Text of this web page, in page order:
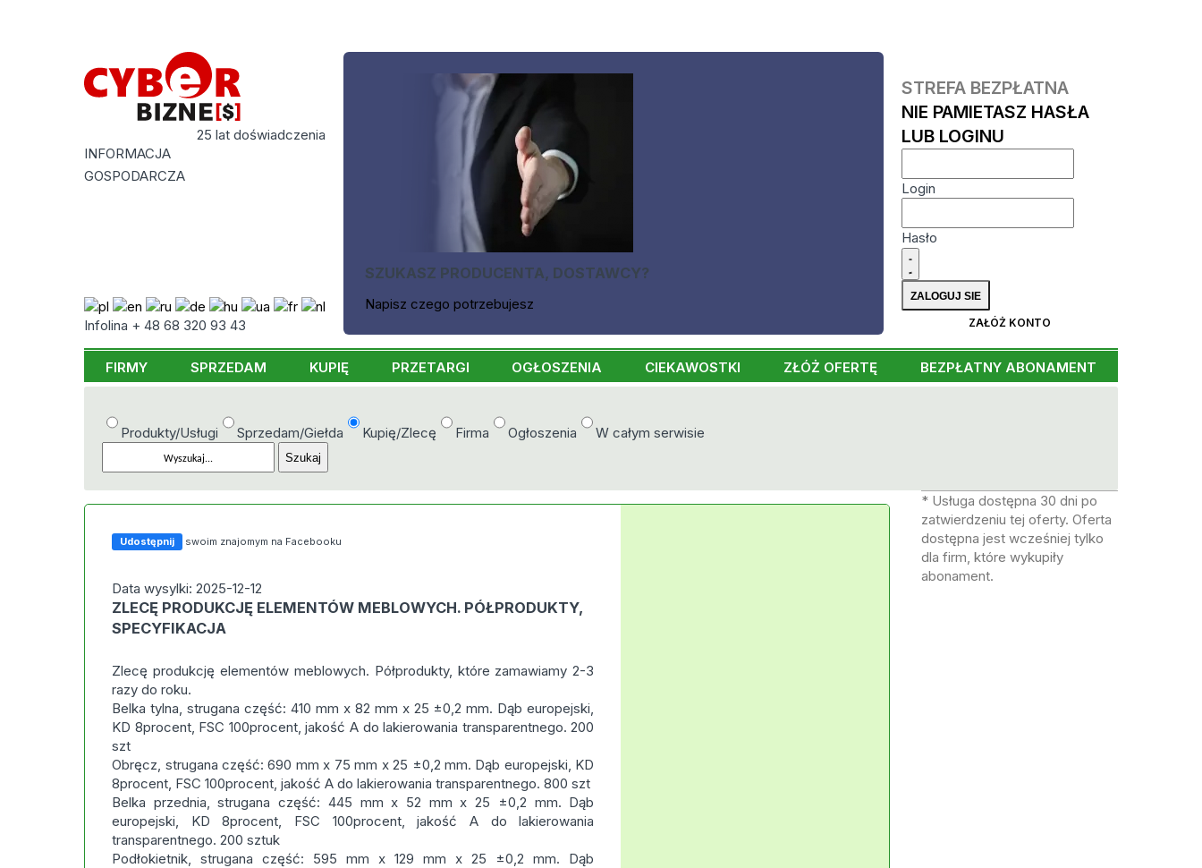
25 lat doświadczenia
INFORMACJA
GOSPODARCZA
Infolina + 48 68 320 93 43
SZUKASZ PRODUCENTA, DOSTAWCY?
Napisz czego potrzebujesz
STREFA BEZPŁATNA
NIE PAMIETASZ HASŁA
LUB LOGINU
Login
Hasło
ZAŁÓŻ KONTO
FIRMY SPRZEDAM KUPIĘ PRZETARGI OGŁOSZENIA CIEKAWOSTKI ZŁÓŻ OFERTĘ BEZPŁATNY ABONAMENT
Produkty/Usługi Sprzedam/Giełda Kupię/Zlecę Firma Ogłoszenia W całym serwisie
Udostępnij swoim znajomym na Facebooku
Data wysylki: 2025-12-12
ZLECĘ PRODUKCJĘ ELEMENTÓW MEBLOWYCH. PÓŁPRODUKTY,
SPECYFIKACJA
Zlecę produkcję elementów meblowych. Półprodukty, które zamawiamy 2-3
razy do roku.
Belka tylna, strugana część: 410 mm x 82 mm x 25 ±0,2 mm. Dąb europejski,
KD 8procent, FSC 100procent, jakość A do lakierowania transparentnego. 200
szt
Obręcz, strugana część: 690 mm x 75 mm x 25 ±0,2 mm. Dąb europejski, KD
8procent, FSC 100procent, jakość A do lakierowania transparentnego. 800 szt
Belka przednia, strugana część: 445 mm x 52 mm x 25 ±0,2 mm. Dąb
europejski, KD 8procent, FSC 100procent, jakość A do lakierowania
transparentnego. 200 sztuk
Podłokietnik, strugana część: 595 mm x 129 mm x 25 ±0,2 mm. Dąb
* Usługa dostępna 30 dni po
zatwierdzeniu tej oferty. Oferta
dostępna jest wcześniej tylko
dla firm, które wykupiły
abonament.